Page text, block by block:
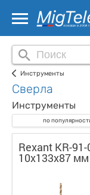
Инструменты
Сверла
Инструменты
по
Rexant KR-
10х133х87 мм